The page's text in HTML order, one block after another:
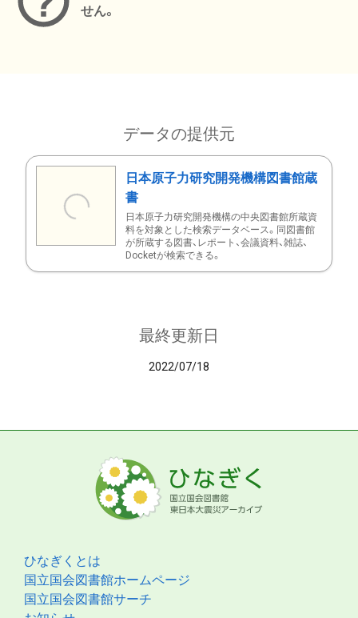
せん。
データの提供元
日本原子力研究開発機構図書館蔵
書
日本原子力研究開発機構の中央図書館所蔵資
料を対象とした検索データベース。同図書館
が所蔵する図書、レポート、会議資料、雑誌、
Docketが検索できる。
最終更新日
2022/07/18
ひなぎくとは
国立国会図書館ホームページ
国立国会図書館サーチ